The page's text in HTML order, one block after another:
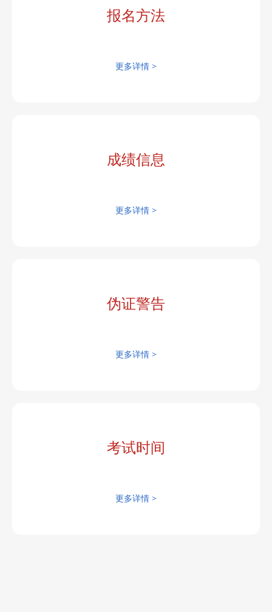
报名方法
更多详情 >
成绩信息
更多详情 >
伪证警告
更多详情 >
考试时间
更多详情 >